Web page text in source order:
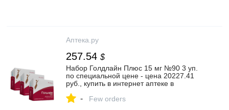
Аптека.ру
257.54 $
Набор Голдлайн Плюс 15 мг №90 3 уп.
по специальной цене - цена 20227.41
руб., купить в интернет аптеке в
№90 3 уп. по специальной цене,
- Few orders